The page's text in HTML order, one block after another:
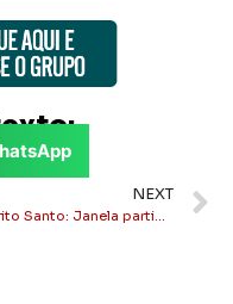
NEXT
Espírito Santo: Janela partidária altera forças na Assembleia Legislativa